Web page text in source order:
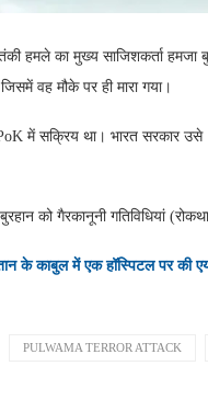
हमले का मुख्य साजिशकर्ता हमजा
वह मौके पर ही मारा गया।
में सक्रिय था। भारत सरकार उसे
को गैरकानूनी गतिविधियां
के काबुल में एक हॉस्पिटल पर की
PULWAMA TERROR ATTACK